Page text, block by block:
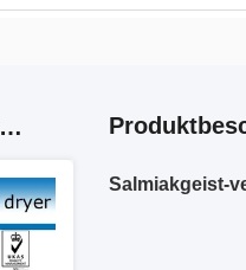
VERWANDTE PRODUKTE
Salmiakgeist-